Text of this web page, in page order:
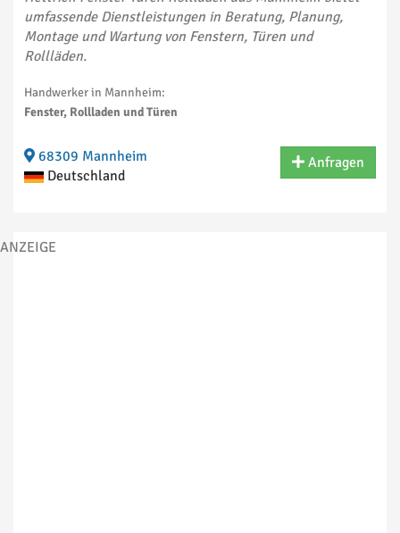
umfassende Dienstleistungen in Beratung, Planung,
Montage und Wartung von Fenstern, Türen und
Rollläden.
Handwerker in Mannheim:
Fenster, Rollladen und Türen
68309 Mannheim
Deutschland
Anfragen